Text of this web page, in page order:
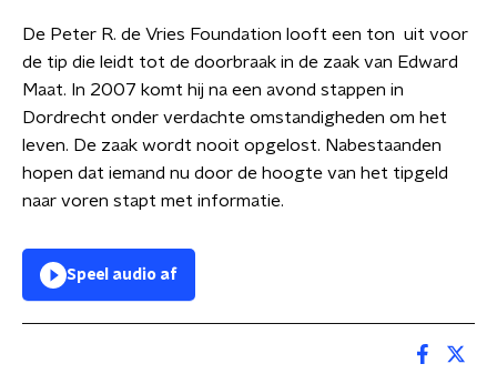
De Peter R. de Vries Foundation looft een ton uit voor
de tip die leidt tot de doorbraak in de zaak van Edward
Maat. In 2007 komt hij na een avond stappen in
Dordrecht onder verdachte omstandigheden om het
leven. De zaak wordt nooit opgelost. Nabestaanden
hopen dat iemand nu door de hoogte van het tipgeld
naar voren stapt met informatie.
Speel audio af